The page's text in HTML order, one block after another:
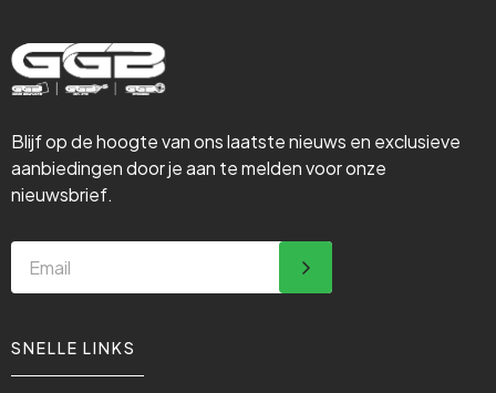
Blijf op de hoogte van ons laatste nieuws en exclusieve
aanbiedingen door je aan te melden voor onze
nieuwsbrief.
SNELLE LINKS